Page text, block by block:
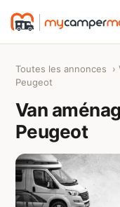
Toutes les annonces ›
Peugeot
Van
Peugeot